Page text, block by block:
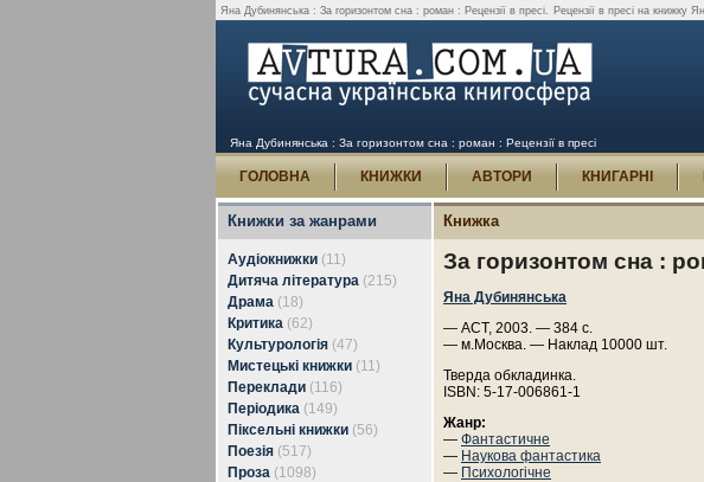
Яна Дубинянська : За горизонтом сна : роман : Рецензії в пресі. Рецензії в пресі на книжку
Яна Дубинянська : За горизонтом сна : роман : Рецензії в пресі
ГОЛОВНА КНИЖКИ АВТОРИ КНИГАРНІ
Книжки за жанрами
Аудіокнижки (11)
Дитяча література (215)
Драма (18)
Критика (62)
Культурологія (47)
Мистецькі книжки (11)
Переклади (116)
Періодика (149)
Піксельні книжки (56)
Поезія (517)
Проза (1098)
Книжка
За горизонтом сна :
Яна Дубинянська
— АСТ, 2003. — 384 с.
— м.Москва. — Наклад 10000 шт.
Тверда обкладинка.
ISBN: 5-17-006861-1
Жанр:
— Фантастичне
— Наукова фантастика
— Психологічне